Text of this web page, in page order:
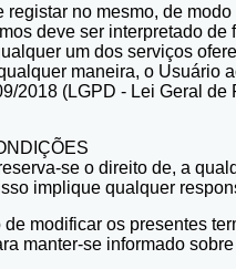
registar no mesmo, de
deve ser interpretado
um dos serviços
maneira, o Usuário
2018 (LGPD - Lei Geral
se o direito de, a
implique qualquer
modificar os presentes
manter-se informado